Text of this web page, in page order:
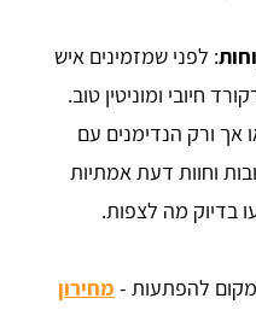
: לפני שמזמינים איש
חיובי ומוניטין טוב.
אך ורק הנדימנים עם
וחוות דעת אמתיות
בדיוק מה לצפות.
מקום להפתעות - מחירון